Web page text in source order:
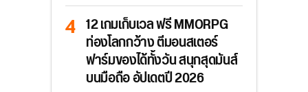
12 เกมเก็บเวล ฟรี MMORPG
ท่องโลกกว้าง ตีมอนสเตอร์
ฟาร์มของได้ทั้งวัน สนุกสุดมันส์
บนมือถือ อัปเดตปี 2026